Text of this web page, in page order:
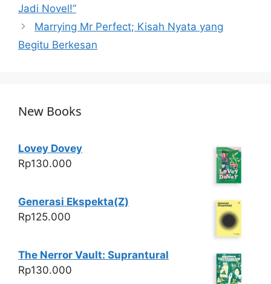
A
p
p
b
o
o
Jadi Novel!”
Marrying Mr Perfect; Kisah Nyata yang
Begitu Berkesan
New Books
Lovey Dovey
Rp130.000
Generasi Ekspekta(Z)
Rp125.000
The Nerror Vault: Suprantural
Rp130.000